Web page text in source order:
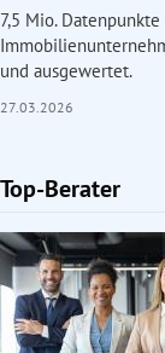
7,5 Mio.
und ausgewertet.
27.03.2026
Top-Berater
Slide 1 von 1